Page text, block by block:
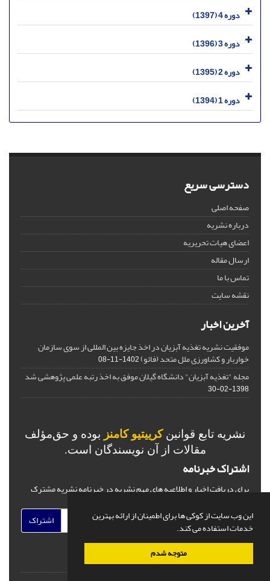
این وب سایت از کوکی ها برای اطمینان از ارائه بهترین
خدمات استفاده می کند.
متوجه شدم
دوره 4 (1397)
دوره 3 (1396)
دوره 2 (1395)
دوره 1 (1394)
دسترسی سریع
صفحه اصلی
درباره نشریه
اعضای هیات تحریریه
ارسال مقاله
تماس با ما
نقشه سایت
آخرین اخبار
موفقیت نشریه تغذیه آبزیان در اخذ جایزه بین المللی از سوی سازمان
خواربار و کشاورزی ملل متحد (فائو)1402-11-08
مجله "تغذیه آبزیان" دانشگاه گیلان موفق به اخذ رتبه علمی پژوهشی شد
1398-02-30
نشریه تابع قوانینکرییتیو کامنز بوده و حق‌مؤلف
مقالات از آن نویسندگان است.
اشتراک خبرنامه
برای دریافت اخبار و اطلاعیه های مهم نشریه در خبرنامه نشریه مشترک
اشتراک